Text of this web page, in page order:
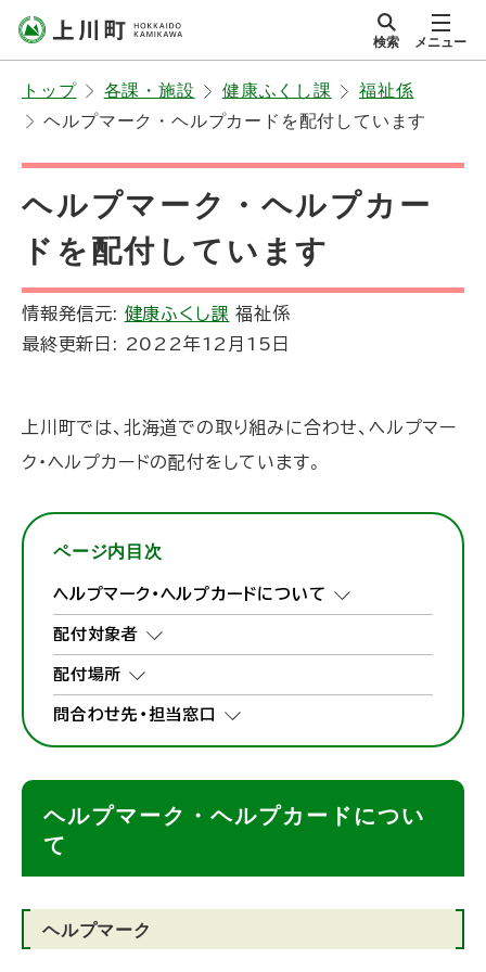
北海道上川町
Hokkaido Kamikawa
Twon
サイト内
検索 メニュー
トップ 各課・施設 健康ふくし課
福祉係
ヘルプマーク・ヘルプカードを配付しています
ヘルプマーク・ヘルプカー
ドを配付しています
情報発信元: 健康ふくし課 福祉係
最終更新日:
2022年12月15日
上川町では、北海道での取り組みに合わせ、ヘルプマー
ク・ヘルプカードの配付をしています。
ページ内目次
ヘルプマーク・ヘルプカードについて
配付対象者
配付場所
問合わせ先・担当窓口
ヘルプマーク・ヘルプカードについ
て
ヘルプマーク